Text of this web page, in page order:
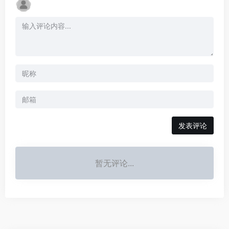
发表评论
暂无评论...